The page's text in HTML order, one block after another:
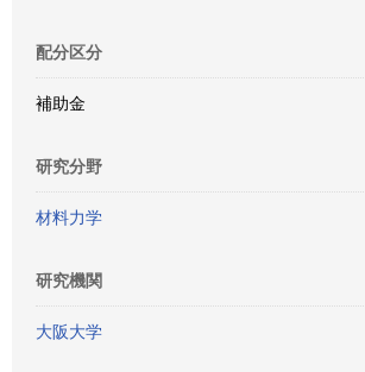
配分区分
補助金
研究分野
材料力学
研究機関
大阪大学